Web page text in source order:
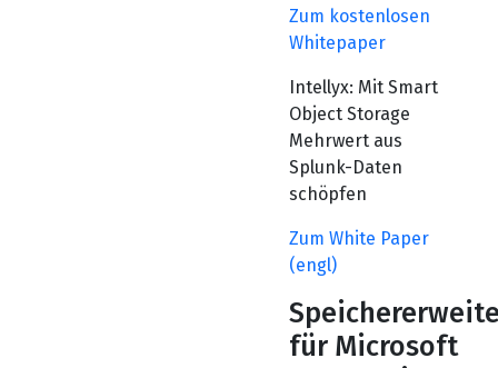
Zum kostenlosen
Whitepaper
Intellyx: Mit Smart
Object Storage
Mehrwert aus
Splunk-Daten
schöpfen
Zum White Paper
(engl)
für Microsoft